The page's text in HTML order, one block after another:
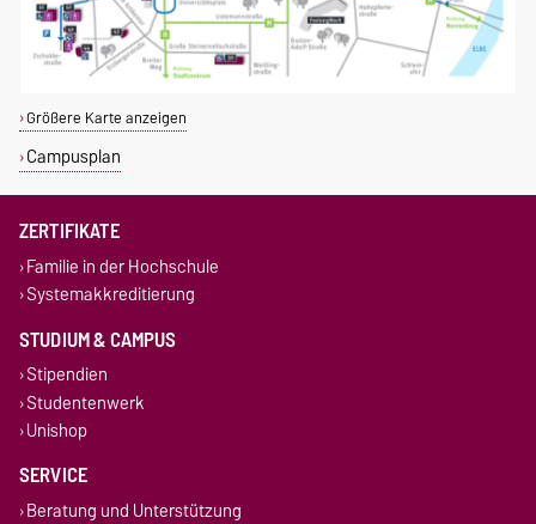
Größere Karte anzeigen
Campusplan
ZERTIFIKATE
Familie in der Hochschule
Systemakkreditierung
STUDIUM & CAMPUS
Stipendien
Studentenwerk
Unishop
SERVICE
Beratung und Unterstützung